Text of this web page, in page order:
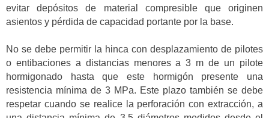
evitar depósitos de material compresible que originen
asientos y pérdida de capacidad portante por la base.
No se debe permitir la hinca con desplazamiento de pilotes
o entibaciones a distancias menores a 3 m de un pilote
hormigonado hasta que este hormigón presente una
resistencia mínima de 3 MPa. Este plazo también se debe
respetar cuando se realice la perforación con extracción, a